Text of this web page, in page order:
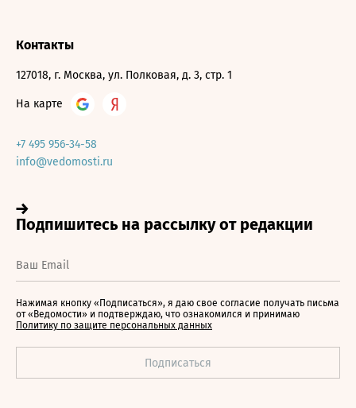
Контакты
127018, г. Москва, ул. Полковая, д. 3, стр. 1
На карте
+7 495 956-34-58
info@vedomosti.ru
Нажимая кнопку «Подписаться», я даю свое согласие получать письма
от «Ведомости» и подтверждаю, что ознакомился и принимаю
Политику по защите персональных данных